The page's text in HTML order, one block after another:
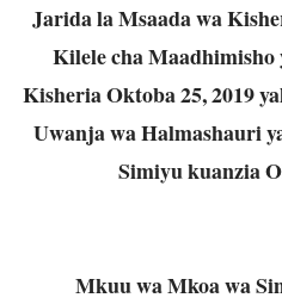
Jarida la Msaada wa
Kilele cha Maadhimisho
Kisheria Oktoba 25, 2019
Uwanja wa Halmashauri
Simiyu kuanzia
Mkuu wa Mkoa wa